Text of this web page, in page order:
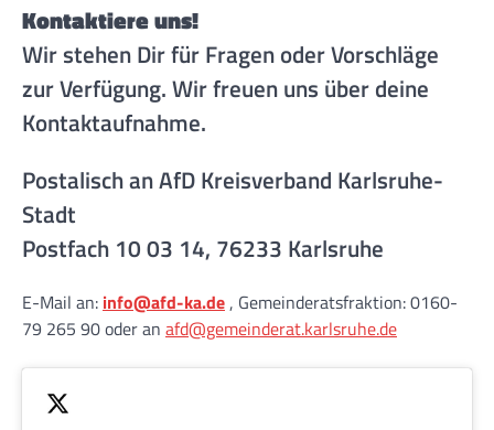
Kontaktiere uns!
Wir stehen Dir für Fragen oder Vorschläge
zur Verfügung. Wir freuen uns über deine
Kontaktaufnahme.
Postalisch an AfD Kreisverband Karlsruhe-
Stadt
Postfach 10 03 14, 76233 Karlsruhe
E-Mail an: info@afd-ka.de , Gemeinderatsfraktion: 0160-
79 265 90 oder an afd@gemeinderat.karlsruhe.de